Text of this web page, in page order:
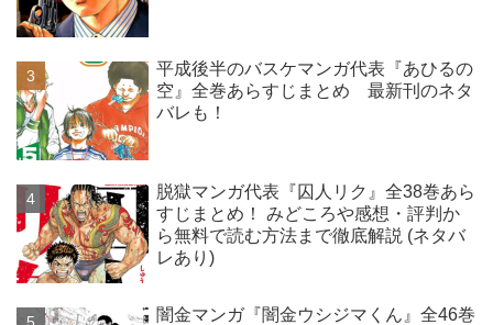
平成後半のバスケマンガ代表『あひるの
空』全巻あらすじまとめ 最新刊のネタ
バレも！
脱獄マンガ代表『囚人リク』全38巻あら
すじまとめ！ みどころや感想・評判か
ら無料で読む方法まで徹底解説 (ネタバ
レあり)
闇金マンガ『闇金ウシジマくん』全46巻